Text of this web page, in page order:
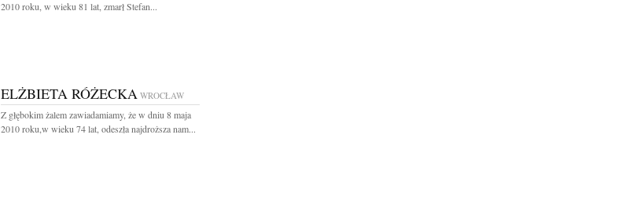
2010 roku, w wieku 81 lat, zmarł Stefan...
ELŻBIETA RÓŻECKA WROCŁAW
Z głębokim żalem zawiadamiamy, że w dniu 8 maja
2010 roku,w wieku 74 lat, odeszła najdroższa nam...